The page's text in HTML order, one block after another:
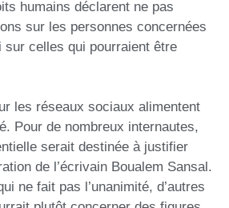
humains déclarent ne pas
sur les personnes concernées
sur celles qui pourraient être
les réseaux sociaux alimentent
Pour de nombreux internautes,
serait destinée à justifier
de l’écrivain Boualem Sansal.
ne fait pas l’unanimité, d’autres